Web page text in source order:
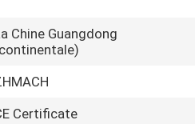
Chine Guangdong
Certificate